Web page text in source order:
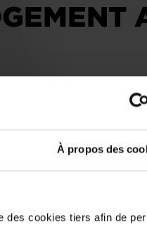
À propos des
des cookies tiers afin de
70% des logements au